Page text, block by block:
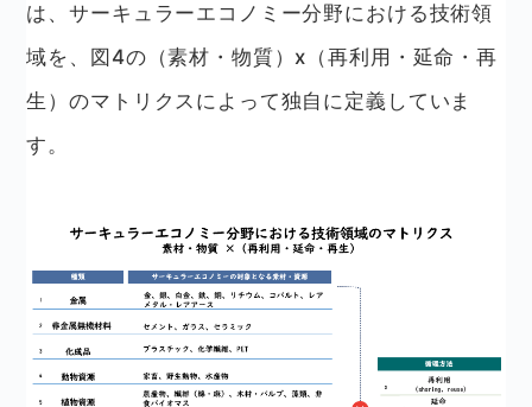
は、サーキュラーエコノミー分野における技術領
域を、図4の（素材・物質）x（再利用・延命・再
生）のマトリクスによって独自に定義していま
す。